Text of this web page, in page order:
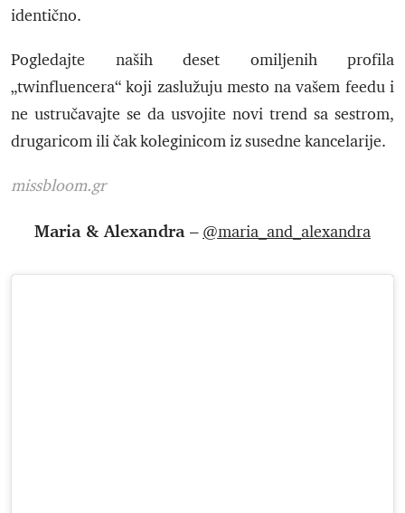
identično.
Pogledajte naših deset omiljenih profila
„twinfluencera“ koji zaslužuju mesto na vašem feedu i
ne ustručavajte se da usvojite novi trend sa sestrom,
drugaricom ili čak koleginicom iz susedne kancelarije.
missbloom.gr
Maria & Alexandra – @maria_and_alexandra